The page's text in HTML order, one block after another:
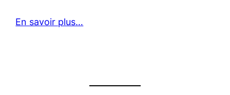
En savoir plus…